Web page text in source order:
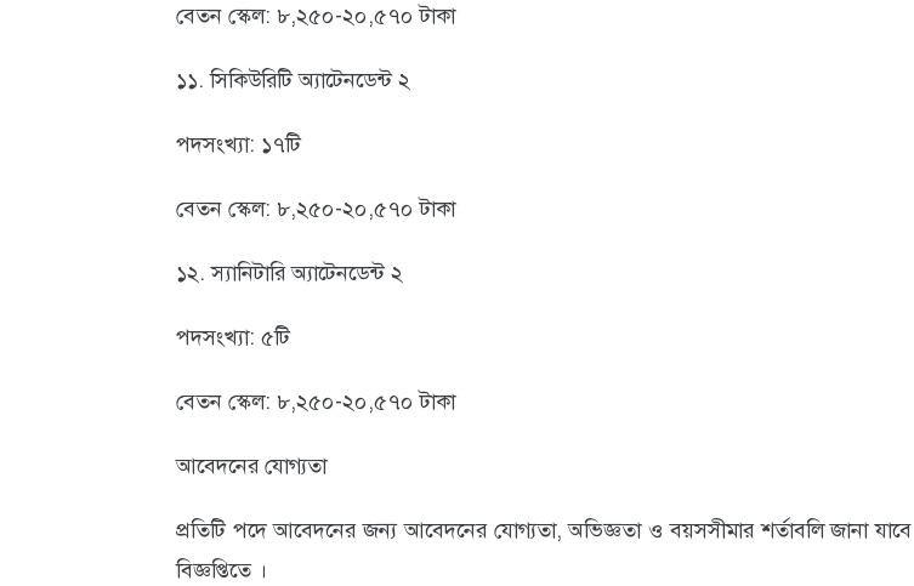
বেতন স্কেল: ৮,২৫০-২০,৫৭০ টাকা
১১. সিকিউরিটি অ্যাটেনডেন্ট ২
পদসংখ্যা: ১৭টি
বেতন স্কেল: ৮,২৫০-২০,৫৭০ টাকা
১২. স্যানিটারি অ্যাটেনডেন্ট ২
পদসংখ্যা: ৫টি
বেতন স্কেল: ৮,২৫০-২০,৫৭০ টাকা
আবেদনের যোগ্যতা
প্রতিটি পদে আবেদনের জন্য আবেদনের যোগ্যতা, অভিজ্ঞতা ও বয়সসীমার শর্তাবলি জানা যাবে
বিজ্ঞপ্তিতে ।